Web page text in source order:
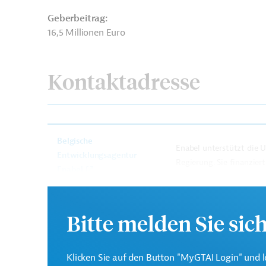
Geberbeitrag:
16,5 Millionen Euro
Kontaktadresse
Belgische
Palästinensische Gebiete Umweltverträglichkeit
Bitte melden Sie
Klicken Sie auf den Button "MyGTAI Login" und